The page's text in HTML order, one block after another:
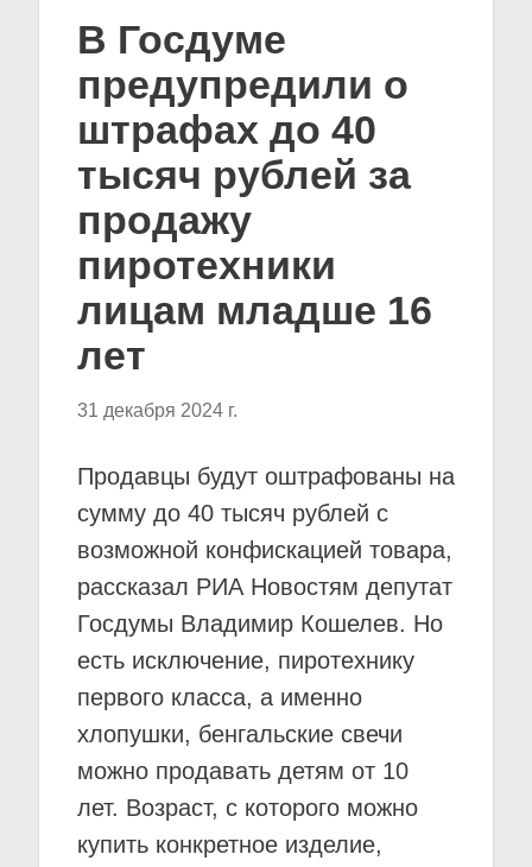
В Госдуме
предупредили о
штрафах до 40
тысяч рублей за
продажу
пиротехники
лицам младше 16
лет
31 декабря 2024 г.
Продавцы будут оштрафованы на
сумму до 40 тысяч рублей с
возможной конфискацией товара,
рассказал РИА Новостям депутат
Госдумы Владимир Кошелев. Но
есть исключение, пиротехнику
первого класса, а именно
хлопушки, бенгальские свечи
можно продавать детям от 10
лет. Возраст, с которого можно
купить конкретное изделие,